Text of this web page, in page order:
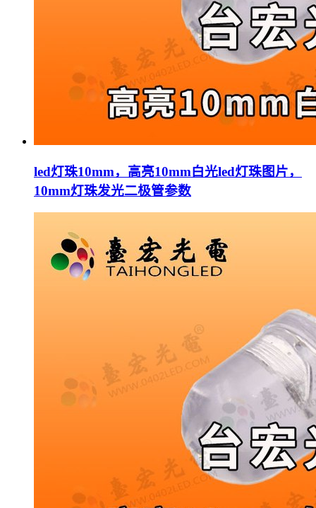
led灯珠10mm，高亮10mm白光led灯珠图片，
10mm灯珠发光二极管参数